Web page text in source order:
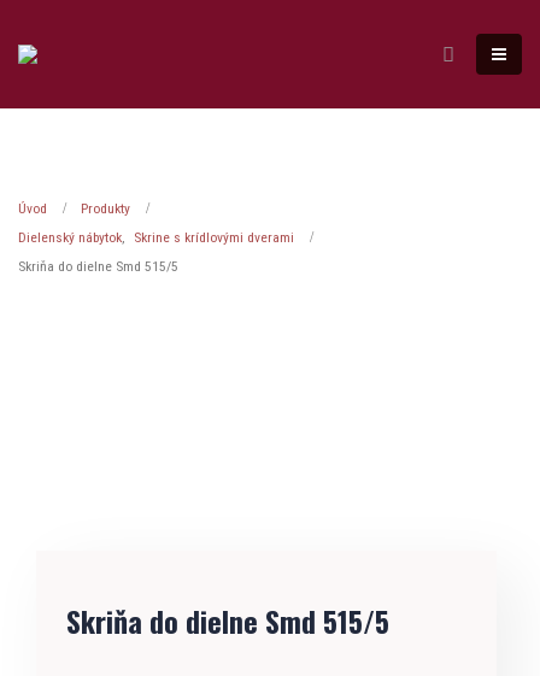
Úvod
Produkty
Dielenský nábytok,
Skrine s krídlovými dverami
Skriňa do dielne Smd 515/5
Skriňa do dielne Smd 515/5